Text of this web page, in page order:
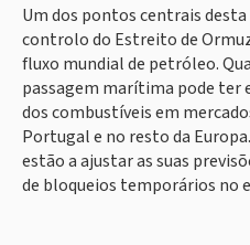
Um dos pontos centrais
controlo do Estreito de
fluxo mundial de petróleo.
passagem marítima pode ter
dos combustíveis em
Portugal e no resto da
estão a ajustar as suas
de bloqueios temporários no